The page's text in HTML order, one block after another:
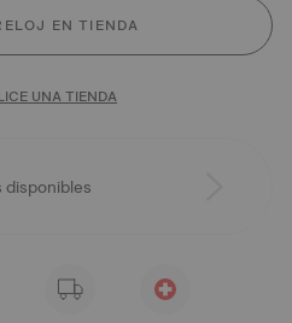
EN TIENDA
UNA TIENDA
disponibles